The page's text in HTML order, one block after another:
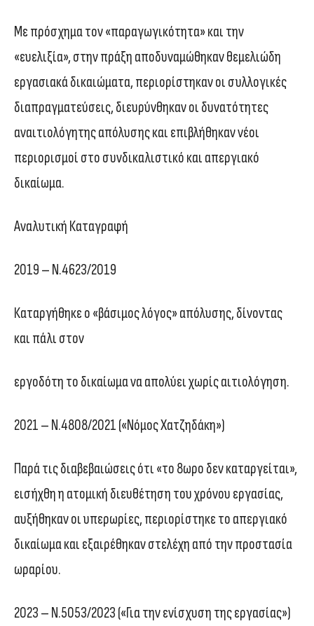
Με πρόσχημα τον «παραγωγικότητα» και την
«ευελιξία», στην πράξη αποδυναμώθηκαν θεμελιώδη
εργασιακά δικαιώματα, περιορίστηκαν οι συλλογικές
διαπραγματεύσεις, διευρύνθηκαν οι δυνατότητες
αναιτιολόγητης απόλυσης και επιβλήθηκαν νέοι
περιορισμοί στο συνδικαλιστικό και απεργιακό
δικαίωμα.
Αναλυτική Καταγραφή
2019 – Ν.4623/2019
Καταργήθηκε ο «βάσιμος λόγος» απόλυσης, δίνοντας
και πάλι στον
εργοδότη το δικαίωμα να απολύει χωρίς αιτιολόγηση.
2021 – Ν.4808/2021 («Νόμος Χατζηδάκη»)
Παρά τις διαβεβαιώσεις ότι «το 8ωρο δεν καταργείται»,
εισήχθη η ατομική διευθέτηση του χρόνου εργασίας,
αυξήθηκαν οι υπερωρίες, περιορίστηκε το απεργιακό
δικαίωμα και εξαιρέθηκαν στελέχη από την προστασία
ωραρίου.
2023 – Ν.5053/2023 («Για την ενίσχυση της εργασίας»)